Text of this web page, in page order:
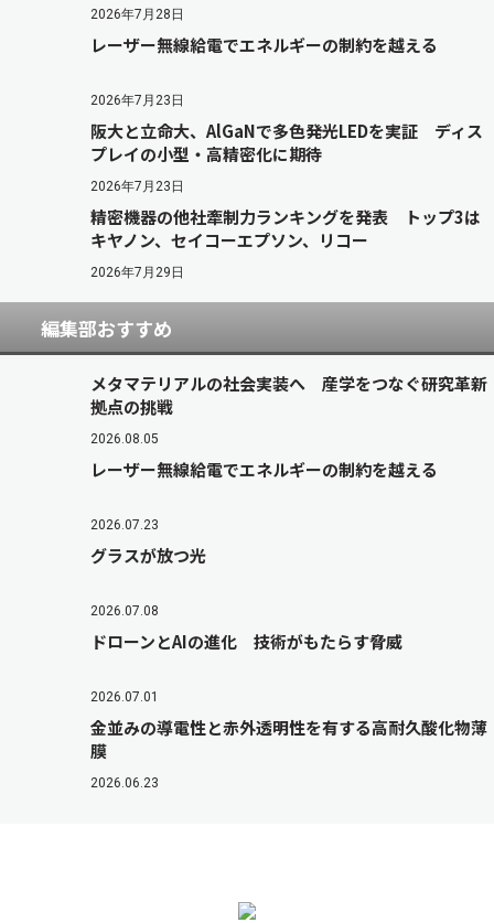
2026年7月28日
レーザー無線給電でエネルギーの制約を越える
2026年7月23日
阪大と立命大、AlGaNで多色発光LEDを実証 ディス
プレイの小型・高精密化に期待
2026年7月23日
精密機器の他社牽制力ランキングを発表 トップ3は
キヤノン、セイコーエプソン、リコー
2026年7月29日
編集部おすすめ
メタマテリアルの社会実装へ 産学をつなぐ研究革新
拠点の挑戦
2026.08.05
レーザー無線給電でエネルギーの制約を越える
2026.07.23
グラスが放つ光
2026.07.08
ドローンとAIの進化 技術がもたらす脅威
2026.07.01
金並みの導電性と赤外透明性を有する高耐久酸化物薄
膜
2026.06.23